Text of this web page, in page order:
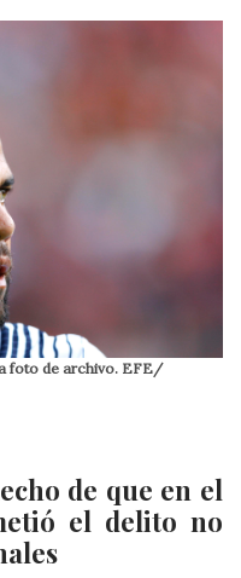
foto de archivo. EFE/
de que en el
el delito no